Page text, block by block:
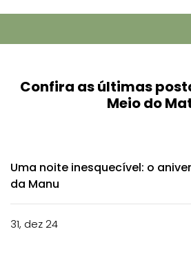
Confira as últimas
Meio do
Uma noite inesquecível: o
da Manu
31, dez 24